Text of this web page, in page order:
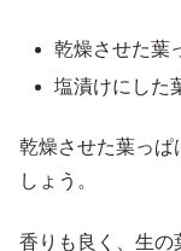
乾燥させた葉
塩漬けにした
乾燥させた葉っぱ
しょう。
香りも良く、生の